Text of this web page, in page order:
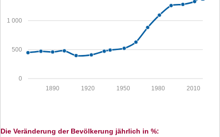
0
500
1 000
2010
1980
1950
1920
1890
Die Veränderung der Bevölkerung jährlich in %: